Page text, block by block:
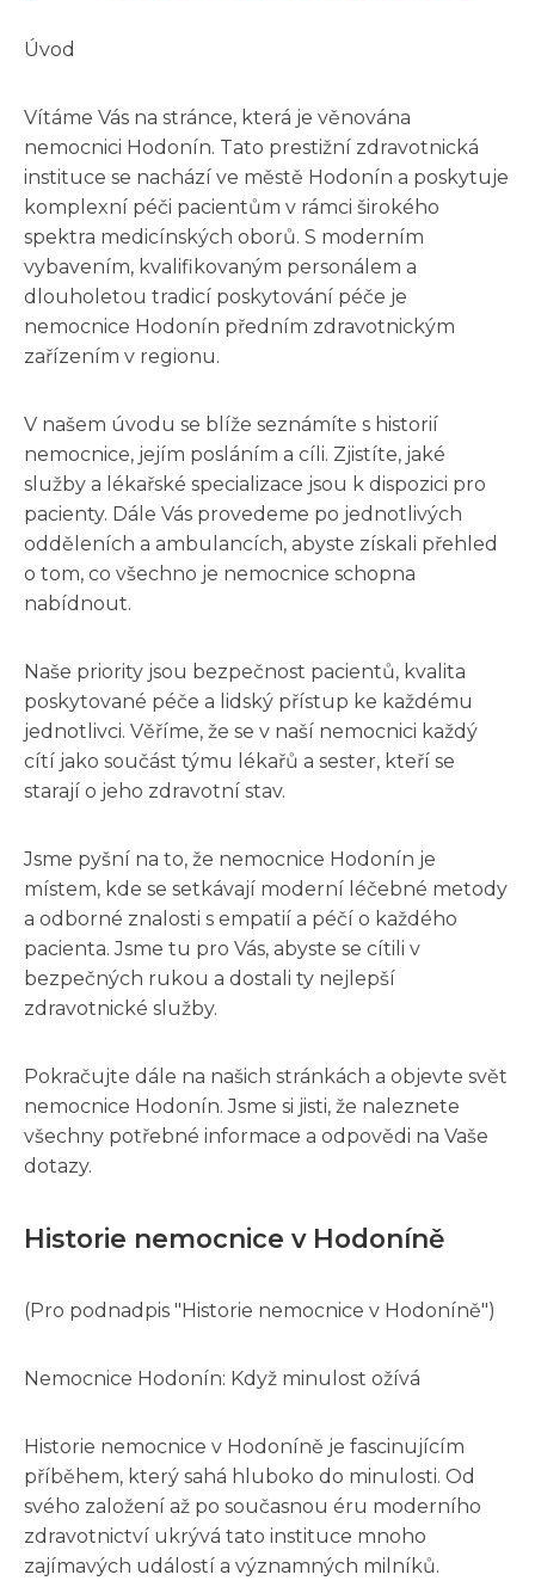
Úvod
Vítáme Vás na stránce, která je věnována
nemocnici Hodonín. Tato prestižní zdravotnická
instituce se nachází ve městě Hodonín a poskytuje
komplexní péči pacientům v rámci širokého
spektra medicínských oborů. S moderním
vybavením, kvalifikovaným personálem a
dlouholetou tradicí poskytování péče je
nemocnice Hodonín předním zdravotnickým
zařízením v regionu.
V našem úvodu se blíže seznámíte s historií
nemocnice, jejím posláním a cíli. Zjistíte, jaké
služby a lékařské specializace jsou k dispozici pro
pacienty. Dále Vás provedeme po jednotlivých
odděleních a ambulancích, abyste získali přehled
o tom, co všechno je nemocnice schopna
nabídnout.
Naše priority jsou bezpečnost pacientů, kvalita
poskytované péče a lidský přístup ke každému
jednotlivci. Věříme, že se v naší nemocnici každý
cítí jako součást týmu lékařů a sester, kteří se
starají o jeho zdravotní stav.
Jsme pyšní na to, že nemocnice Hodonín je
místem, kde se setkávají moderní léčebné metody
a odborné znalosti s empatií a péčí o každého
pacienta. Jsme tu pro Vás, abyste se cítili v
bezpečných rukou a dostali ty nejlepší
zdravotnické služby.
Pokračujte dále na našich stránkách a objevte svět
nemocnice Hodonín. Jsme si jisti, že naleznete
všechny potřebné informace a odpovědi na Vaše
dotazy.
Historie nemocnice v Hodoníně
(Pro podnadpis "Historie nemocnice v Hodoníně")
Nemocnice Hodonín: Když minulost ožívá
Historie nemocnice v Hodoníně je fascinujícím
příběhem, který sahá hluboko do minulosti. Od
svého založení až po současnou éru moderního
zdravotnictví ukrývá tato instituce mnoho
zajímavých událostí a významných milníků.